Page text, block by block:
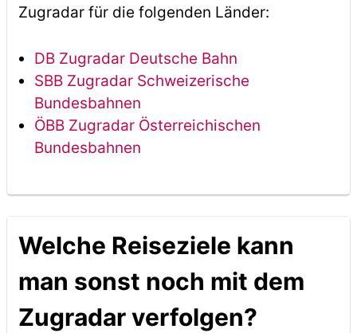
Zugradar für die folgenden Länder:
DB Zugradar Deutsche Bahn
SBB Zugradar Schweizerische
Bundesbahnen
ÖBB Zugradar Österreichischen
Bundesbahnen
Welche Reiseziele kann
man sonst noch mit dem
Zugradar verfolgen?